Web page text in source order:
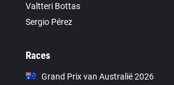
Valtteri Bottas
Sergio Pérez
Races
Grand Prix van Australië 2026